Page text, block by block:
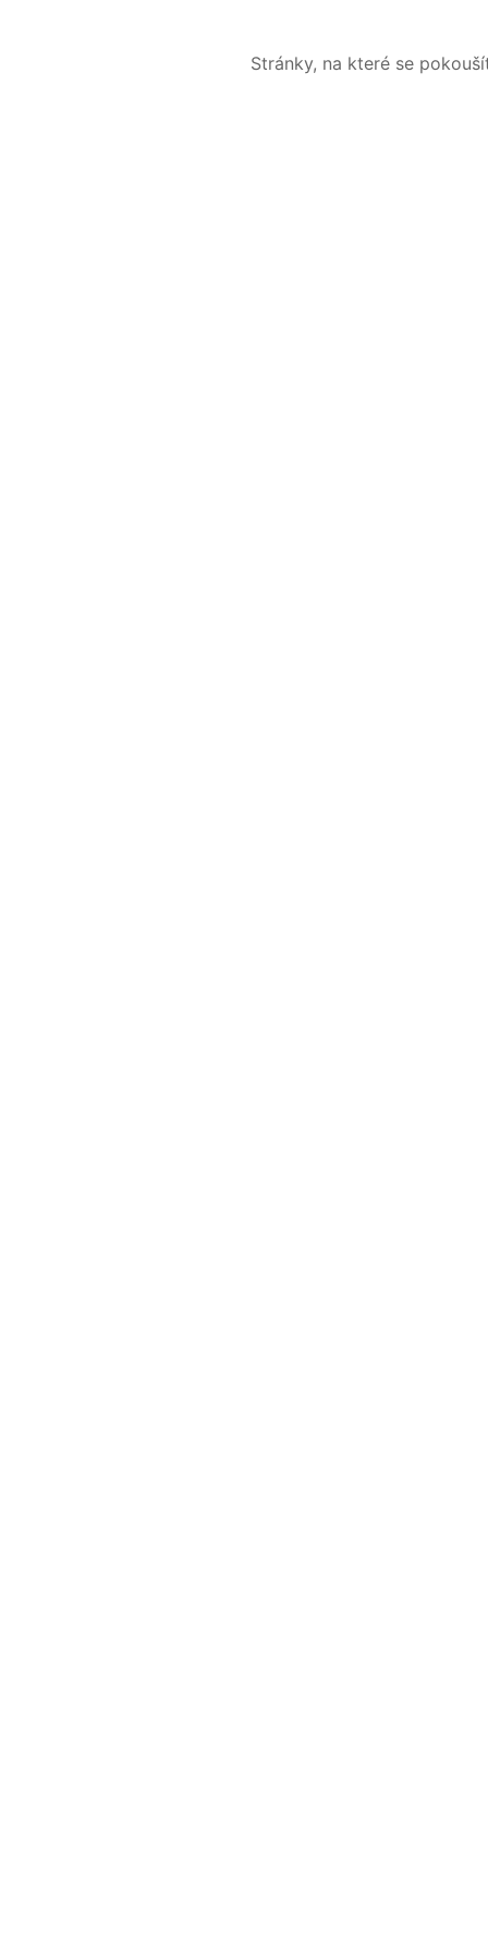
Stránky, na které se